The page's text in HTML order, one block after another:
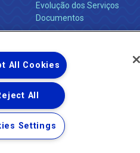
Evolução dos Serviços
Documentos
All Cookies
All
Settings